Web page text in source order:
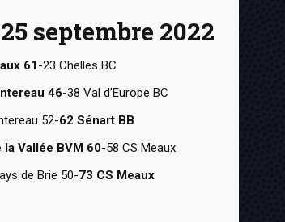
septembre 2022
61-23 Chelles BC
46-38 Val d’Europe BC
52-62 Sénart BB
la Vallée BVM 60-58 CS Meaux
de Brie 50-73 CS Meaux